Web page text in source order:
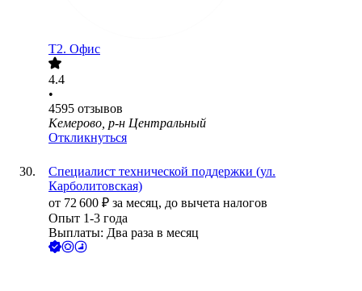
Т2. Офис
4.4
•
4595 отзывов
Кемерово, р-н Центральный
Откликнуться
Специалист технической поддержки (ул.
Карболитовская)
от 72 600 ₽ за месяц, до вычета налогов
Опыт 1-3 года
Выплаты: Два раза в месяц